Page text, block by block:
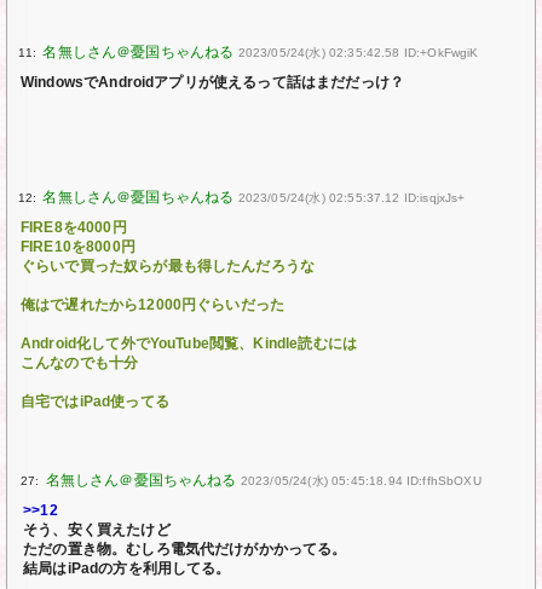
11: 2023/05/24(水) 02:35:42.58 ID:+OkFwgiK
WindowsでAndroidアプリが使えるって話はまだだっけ？
12: 2023/05/24(水) 02:55:37.12 ID:isqjxJs+
FIRE8を4000円
FIRE10を8000円
ぐらいで買った奴らが最も得したんだろうな
俺はで遅れたから12000円ぐらいだった
Android化して外でYouTube閲覧、Kindle読むには
こんなのでも十分
自宅ではiPad使ってる
27: 2023/05/24(水) 05:45:18.94 ID:ffhSbOXU
>>12
そう、安く買えたけど
ただの置き物。むしろ電気代だけがかかってる。
結局はiPadの方を利用してる。